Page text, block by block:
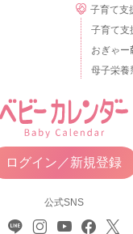
子育て支
子育て支
おぎゃー
母子栄養
ログイン／新規登録
公式SNS